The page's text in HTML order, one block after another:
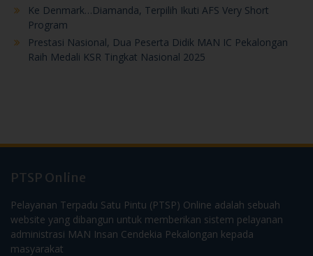
Ke Denmark…Diamanda, Terpilih Ikuti AFS Very Short
Program
Prestasi Nasional, Dua Peserta Didik MAN IC Pekalongan
Raih Medali KSR Tingkat Nasional 2025
PTSP Online
Pelayanan Terpadu Satu Pintu (PTSP) Online adalah sebuah
website yang dibangun untuk memberikan sistem pelayanan
administrasi MAN Insan Cendekia Pekalongan kepada
masyarakat